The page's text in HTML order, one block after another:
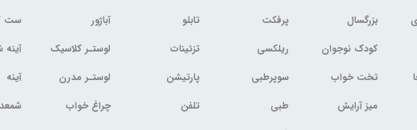
ست
آینه
آباژور
لوستـر کلاسیک
لوستـر مدرن
چراغ خواب
تابلو
تزئینات
پارتیشن
تلفن
پرفکت
ریلکسی
سوپرطبی
طبی
بزرگسال
کودک نوجوان
تخت خواب
میز آرایش